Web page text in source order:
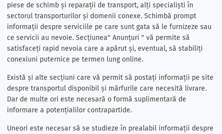
piese de schimb și reparații de transport, alți specialiști în
sectorul transporturilor și domenii conexe. Schimbă prompt
informații despre serviciile pe care sunt gata să le furnizeze sau
ce servicii au nevoie. Secțiunea" Anunțuri " vă permite să
satisfaceți rapid nevoia care a apărut și, eventual, să stabiliți
conexiuni puternice pe termen lung online.
Există și alte secțiuni care vă permit să postați informații pe site
despre transportul disponibil și mărfurile care necesită livrare.
Dar de multe ori este necesară o formă suplimentară de
informare a potențialilor contrapartide.
Uneori este necesar să se studieze în prealabil informații despre